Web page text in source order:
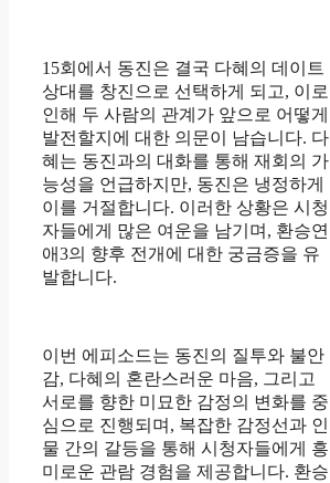
15회에서 동진은 결국 다혜의 데이트
상대를 창진으로 선택하게 되고, 이로
인해 두 사람의 관계가 앞으로 어떻게
발전할지에 대한 의문이 남습니다. 다
혜는 동진과의 대화를 통해 재회의 가
능성을 언급하지만, 동진은 냉정하게
이를 거절합니다. 이러한 상황은 시청
자들에게 많은 여운을 남기며, 환승연
애3의 향후 전개에 대한 궁금증을 유
발합니다.
이번 에피소드는 동진의 질투와 불안
감, 다혜의 혼란스러운 마음, 그리고
서로를 향한 미묘한 감정의 변화를 중
심으로 진행되며, 복잡한 감정선과 인
물 간의 갈등을 통해 시청자들에게 흥
미로운 관람 경험을 제공합니다. 환승